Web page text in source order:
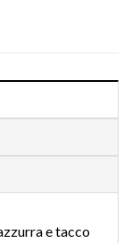
e tacco